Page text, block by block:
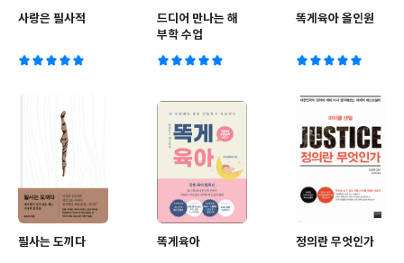
사랑은 필사적
드디어 만나는 해
부학 수업
똑게육아 올인원
필사는 도끼다 똑게육아 정의란 무엇인가